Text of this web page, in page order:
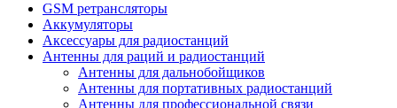
GSM ретрансляторы
Аккумуляторы
Аксессуары для радиостанций
Антенны для раций и радиостанций
Антенны для дальнобойщиков
Антенны для портативных радиостанций
Антенны для профессиональной связи